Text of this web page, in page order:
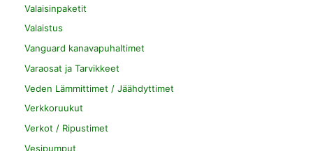
Valaisinpaketit
Valaistus
Vanguard kanavapuhaltimet
Varaosat ja Tarvikkeet
Veden Lämmittimet / Jäähdyttimet
Verkkoruukut
Verkot / Ripustimet
Vesipumput